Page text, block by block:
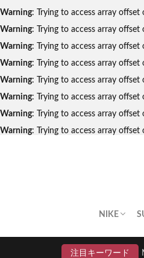
Warning: Trying to access array offset
Warning: Trying to access array offset
Warning: Trying to access array offset
Warning: Trying to access array offset
Warning: Trying to access array offset
Warning: Trying to access array offset
Warning: Trying to access array offset
Warning: Trying to access array offset
NIKE
注目キーワード